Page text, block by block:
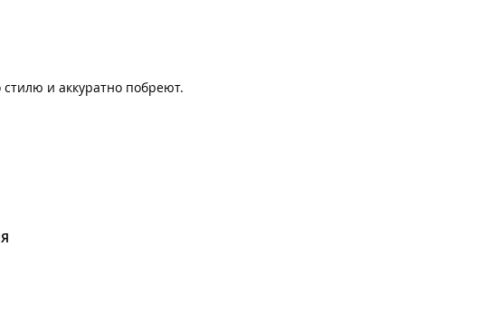
и аккуратно побреют.